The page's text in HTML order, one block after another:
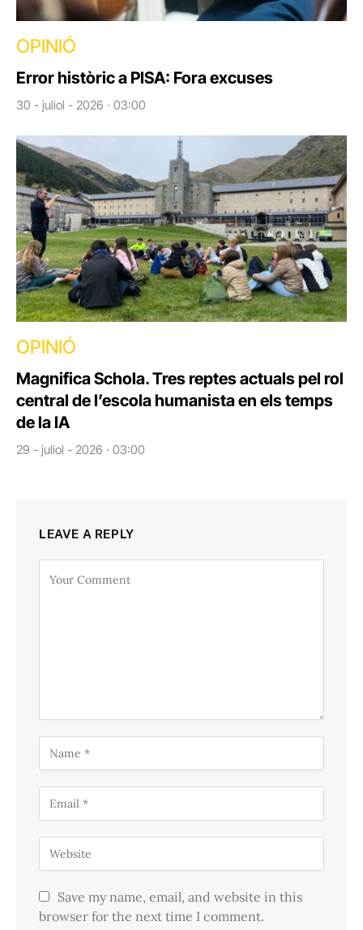
OPINIÓ
Error històric a PISA: Fora excuses
30 - juliol - 2026 · 03:00
OPINIÓ
Magnifica Schola. Tres reptes actuals pel rol
central de l’escola humanista en els temps
de la IA
29 - juliol - 2026 · 03:00
LEAVE A REPLY
Save my name, email, and website in this
browser for the next time I comment.